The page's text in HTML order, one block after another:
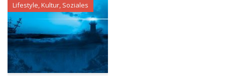
Lifestyle, Kultur, Soziales